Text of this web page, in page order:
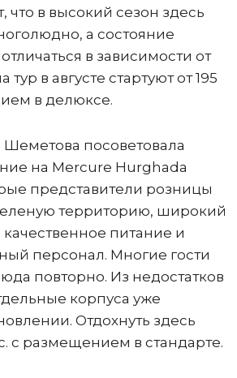
в высокий сезон здесь
а состояние
в зависимости от
в августе стартуют от 195
в делюксе.
посоветовала
на Mercure Hurghada
представители розницы
территорию, широкий
питание и
персонал. Многие гости
повторно. Из недостатков
корпуса уже
Отдохнуть здесь
с размещением в стандарте.